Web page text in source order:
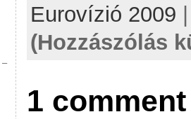
–
Eurovízió 2009
(Hozzászólás
1